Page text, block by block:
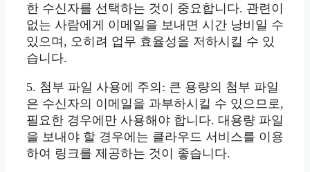
한 수신자를 선택하는 것이 중요합니다. 관련이
없는 사람에게 이메일을 보내면 시간 낭비일 수
있으며, 오히려 업무 효율성을 저하시킬 수 있
습니다.
5. 첨부 파일 사용에 주의: 큰 용량의 첨부 파일
은 수신자의 이메일을 과부하시킬 수 있으므로,
필요한 경우에만 사용해야 합니다. 대용량 파일
을 보내야 할 경우에는 클라우드 서비스를 이용
하여 링크를 제공하는 것이 좋습니다.